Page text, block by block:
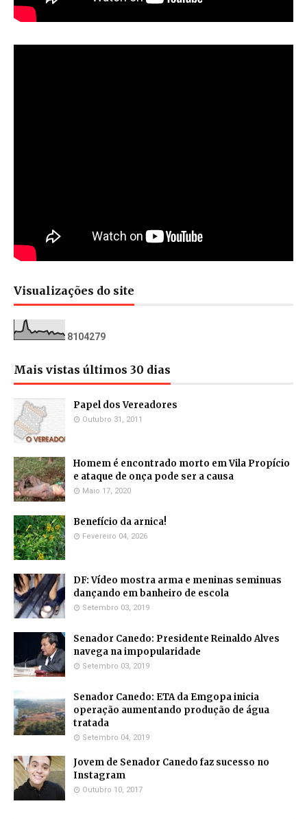
Visualizações do site
81 04279
Mais vistas últimos 30 dias
Papel dos Vereadores
Outubro 31, 2011
Homem é encontrado morto em Vila Propício
e ataque de onça pode ser a causa
Maio 17, 2020
Benefício da arnica!
Fevereiro 04, 2026
DF: Vídeo mostra arma e meninas seminuas
dançando em banheiro de escola
Setembro 03, 2019
Senador Canedo: Presidente Reinaldo Alves
navega na impopularidade
Setembro 03, 2019
Senador Canedo: ETA da Emgopa inicia
operação aumentando produção de água
tratada
Setembro 04, 2019
Jovem de Senador Canedo faz sucesso no
Instagram
Outubro 10, 2017